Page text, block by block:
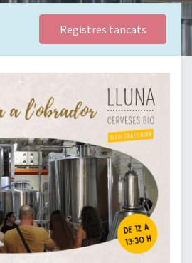
Registres tancats